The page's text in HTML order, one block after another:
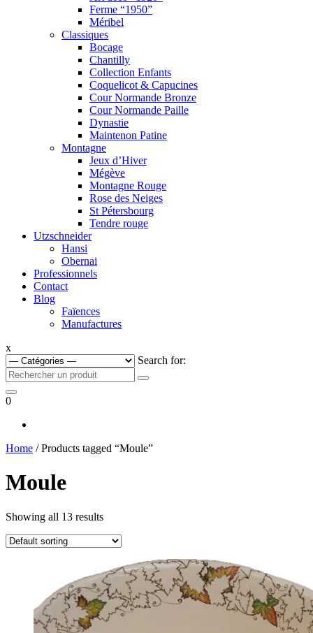
Ferme “1950”
Méribel
Classiques
Bocage
Chantilly
Collection Enfants
Coquelicot & Capucines
Cour Normande Bronze
Cour Normande Paille
Dynastie
Maintenon Patine
Montagne
Jeux d’Hiver
Mégève
Montagne Rouge
Rose des Neiges
St Pétersbourg
Tendre rouge
Utzschneider
Hansi
Obernai
Professionnels
Contact
Blog
Faïences
Manufactures
x
Search for:
0
Home / Products tagged “Moule”
Moule
Showing all 13 results